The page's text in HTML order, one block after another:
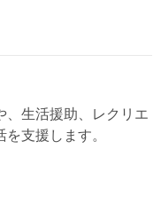
、生活援助、レクリエ
支援します。